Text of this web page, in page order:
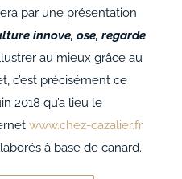
par une présentation
innove, ose, regarde
au mieux grâce au
c’est précisément ce
2018 qu’a lieu le
www.chez-cazalier.fr
à base de canard.